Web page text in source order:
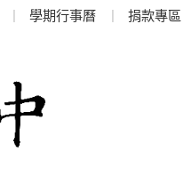
學期行事曆 捐款專區